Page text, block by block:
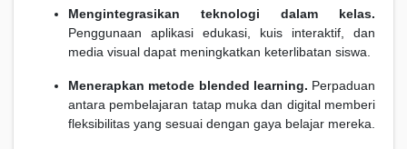
Mengintegrasikan teknologi dalam kelas.
Penggunaan aplikasi edukasi, kuis interaktif, dan
media visual dapat meningkatkan keterlibatan siswa.
Menerapkan metode blended learning. Perpaduan
antara pembelajaran tatap muka dan digital memberi
fleksibilitas yang sesuai dengan gaya belajar mereka.